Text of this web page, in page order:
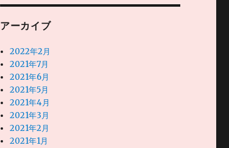
アーカイブ
2022年2月
2021年7月
2021年6月
2021年5月
2021年4月
2021年3月
2021年2月
2021年1月